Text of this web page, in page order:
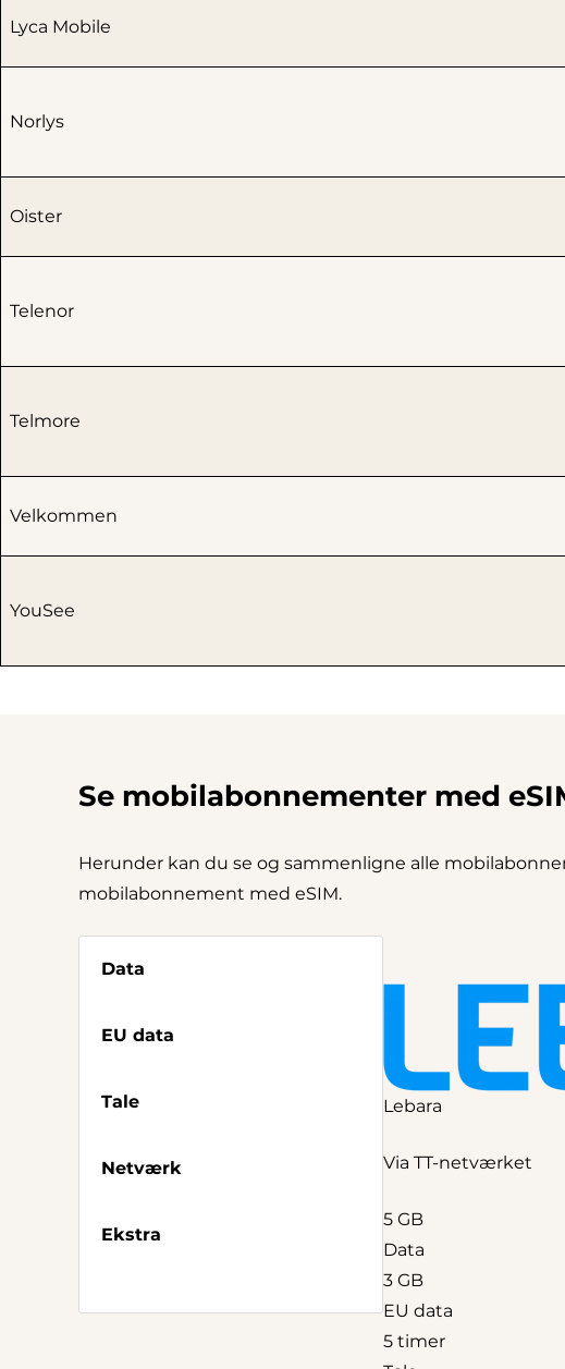
Lyca Mobile
Norlys
Oister
Telenor
Telmore
Velkommen
YouSee
Se mobilabonnementer med
Herunder kan du se og sammenligne alle
mobilabonnement med eSIM.
Data
EU data
Tale
Netværk
Ekstra
Lebara
Via TT-netværket
5 GB
Data
3 GB
EU data
5 timer